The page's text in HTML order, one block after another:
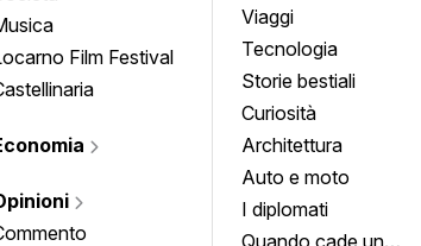
Film Festival
approfondimenti
Viaggi
Tecnologia
Storie bestiali
Curiosità
Architettura
Auto e moto
I diplomati